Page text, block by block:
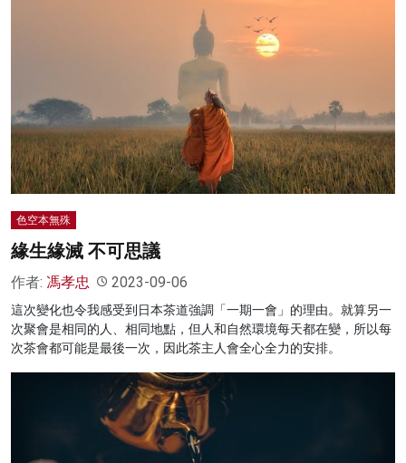
名家榜
灼見活動
色空本無殊
緣生緣滅 不可思議
作者: 馮孝忠 2023-09-06
這次變化也令我感受到日本茶道強調「一期一會」的理由。就算另一
次聚會是相同的人、相同地點，但人和自然環境每天都在變，所以每
次茶會都可能是最後一次，因此茶主人會全心全力的安排。